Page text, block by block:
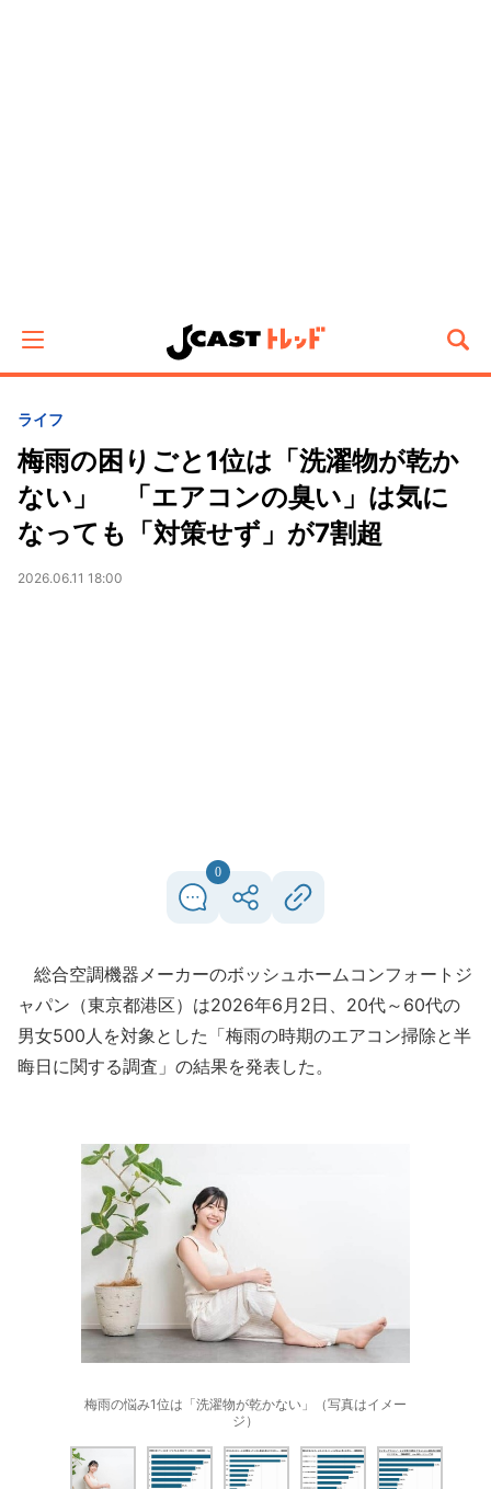
ライフ
梅雨の困りごと1位は「洗濯物が乾か
ない」 「エアコンの臭い」は気に
なっても「対策せず」が7割超
2026.06.11 18:00
0
総合空調機器メーカーのボッシュホームコンフォートジ
ャパン（東京都港区）は2026年6月2日、20代～60代の
男女500人を対象とした「梅雨の時期のエアコン掃除と半
晦日に関する調査」の結果を発表した。
梅雨の悩み1位は「洗濯物が乾かない」（写真はイメー
ジ）